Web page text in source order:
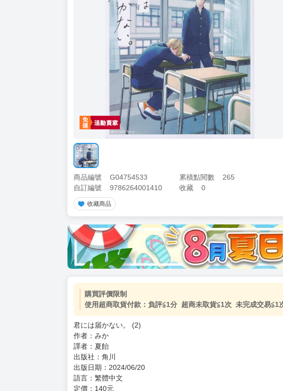
商品編號 G04754533 累積點閱數
265
自訂編號
9786264001410 收藏 0
收藏商品
加價購 ( 共
(加購品) 買動漫★《$15元-加固紙箱包裝》